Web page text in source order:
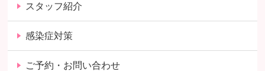
スタッフ紹介
感染症対策
ご予約・お問い合わせ